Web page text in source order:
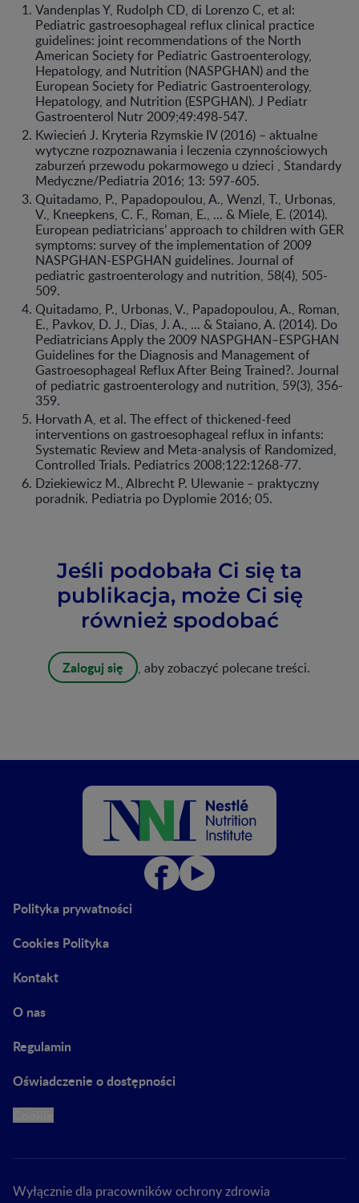
Vandenplas Y, Rudolph CD, di Lorenzo C, et al:
Pediatric gastroesophageal reflux clinical practice
guidelines: joint recommendations of the North
American Society for Pediatric Gastroenterology,
Hepatology, and Nutrition (NASPGHAN) and the
European Society for Pediatric Gastroenterology,
Hepatology, and Nutrition (ESPGHAN). J Pediatr
Gastroenterol Nutr 2009;49:498-547.
Kwiecień J. Kryteria Rzymskie IV (2016) – aktualne
wytyczne rozpoznawania i leczenia czynnościowych
zaburzeń przewodu pokarmowego u dzieci , Standardy
Medyczne/Pediatria 2016; 13: 597-605.
Quitadamo, P., Papadopoulou, A., Wenzl, T., Urbonas,
V., Kneepkens, C. F., Roman, E., ... & Miele, E. (2014).
European pediatricians’ approach to children with GER
symptoms: survey of the implementation of 2009
NASPGHAN-ESPGHAN guidelines. Journal of
pediatric gastroenterology and nutrition, 58(4), 505-
509.
Quitadamo, P., Urbonas, V., Papadopoulou, A., Roman,
E., Pavkov, D. J., Dias, J. A., ... & Staiano, A. (2014). Do
Pediatricians Apply the 2009 NASPGHAN–ESPGHAN
Guidelines for the Diagnosis and Management of
Gastroesophageal Reflux After Being Trained?. Journal
of pediatric gastroenterology and nutrition, 59(3), 356-
359.
Horvath A, et al. The effect of thickened-feed
interventions on gastroesophageal reflux in infants:
Systematic Review and Meta-analysis of Randomized,
Controlled Trials. Pediatrics 2008;122:1268-77.
Dziekiewicz M., Albrecht P. Ulewanie – praktyczny
poradnik. Pediatria po Dyplomie 2016; 05.
Jeśli podobała Ci się ta
publikacja, może Ci się
również spodobać
Zaloguj się , aby zobaczyć polecane treści.
Polityka prywatności
Cookies Polityka
Kontakt
O nas
Regulamin
Oświadczenie o dostępności
Wyłącznie dla pracowników ochrony zdrowia